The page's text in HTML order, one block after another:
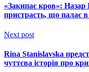
«Закипає кров»: Назар
пристрасть, що палає
Next post
Rina Stanislavska
чуттєва історія про